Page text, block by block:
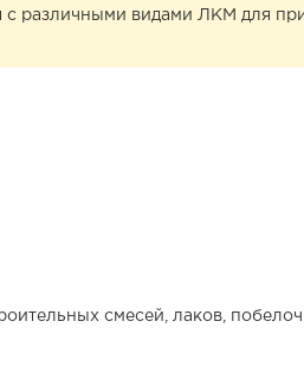
различными видами ЛКМ для
смесей, лаков,